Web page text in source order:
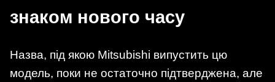
знаком нового часу
Назва, під якою Mitsubishi випустить цю
модель, поки не остаточно підтверджена, але